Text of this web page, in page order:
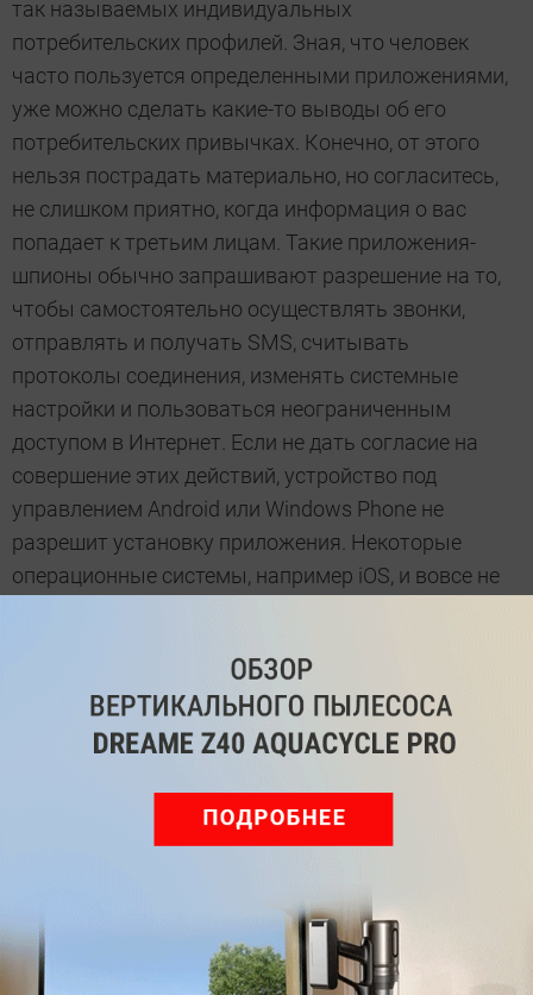
так называемых индивидуальных
потребительских профилей. Зная, что человек
часто пользуется определенными приложениями,
уже можно сделать какие-то выводы об его
потребительских привычках. Конечно, от этого
нельзя пострадать материально, но согласитесь,
не слишком приятно, когда информация о вас
попадает к третьим лицам. Такие приложения-
шпионы обычно запрашивают разрешение на то,
чтобы самостоятельно осуществлять звонки,
отправлять и получать SMS, считывать
протоколы соединения, изменять системные
настройки и пользоваться неограниченным
доступом в Интернет. Если не дать согласие на
совершение этих действий, устройство под
управлением Android или Windows Phone не
разрешит установку приложения. Некоторые
операционные системы, например iOS, и вовсе не
разрешение запрашивается только для
определения GPS-координат. Начиная с версии iOS
6 и выше, пользователи смогут контролировать
Впрочем, это не играет большой роли, ведь
выбора, как правило, не остается — или вы
должны будете от него отказаться.
Учимся избегать ловушек